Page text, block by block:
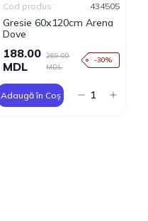
Gresie 60x120cm Arena
Dove
Cod produs: 434505
188.00
MDL
269.00
MDL
-30%
Adaugă în Coș